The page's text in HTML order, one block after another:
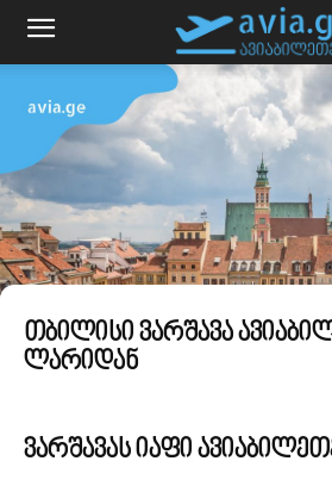
თბილისი ვარშავა
ლარიდან
ვარშავას იაფი